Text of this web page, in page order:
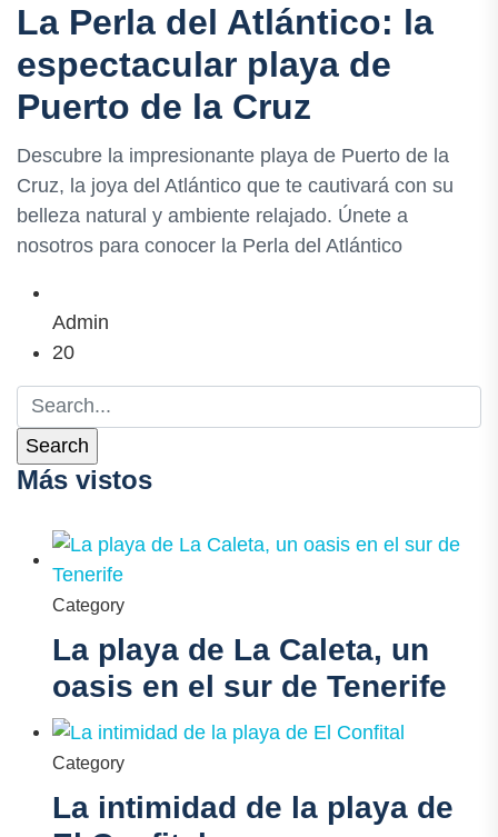
La Perla del Atlántico: la
espectacular playa de
Puerto de la Cruz
Descubre la impresionante playa de Puerto de la
Cruz, la joya del Atlántico que te cautivará con su
belleza natural y ambiente relajado. Únete a
nosotros para conocer la Perla del Atlántico
Admin
20
Más vistos
Category
La playa de La Caleta, un
oasis en el sur de Tenerife
Category
La intimidad de la playa de